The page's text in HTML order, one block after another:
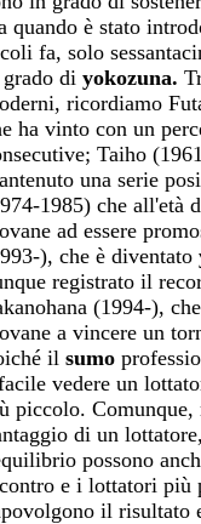
quando è stato
fa, solo
di yokozuna.
ricordiamo
ha vinto con un
Taiho
una serie
1985) che all'età
ad essere
), che è diventato
registrato il
(1994-),
a vincere un
il sumo
vedere un
piccolo. Comunque,
di un
possono
e i lottatori più
il risultato